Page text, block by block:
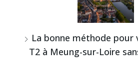
La bonne méthode pour
T2 à Meung-sur-Loire